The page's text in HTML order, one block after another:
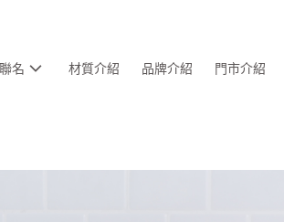
名 材質介紹 品牌介紹 門市介紹